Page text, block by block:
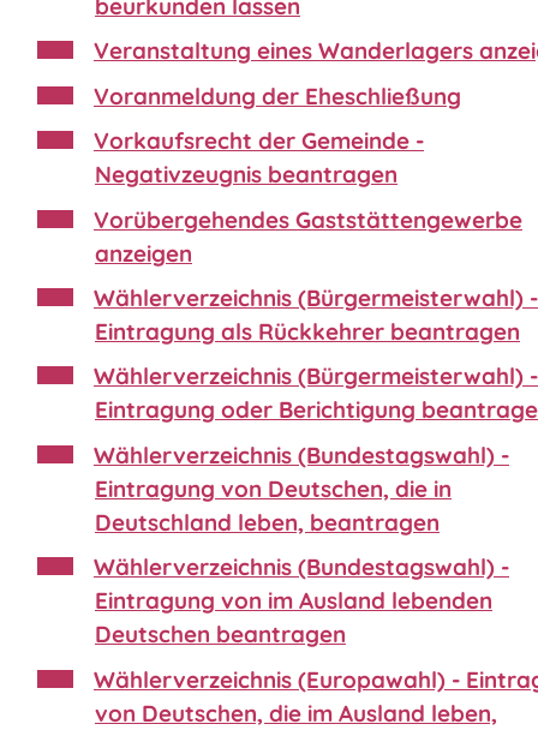
Veranstaltung eines Wanderlagers
Voranmeldung der Eheschließung
Vorkaufsrecht der Gemeinde -
Negativzeugnis beantragen
Vorübergehendes Gaststättengewerbe
anzeigen
Wählerverzeichnis (Bürgermeisterwahl) -
Eintragung als Rückkehrer beantragen
Wählerverzeichnis (Bürgermeisterwahl) -
Eintragung oder Berichtigung
Wählerverzeichnis (Bundestagswahl) -
Eintragung von Deutschen, die in
Deutschland leben, beantragen
Wählerverzeichnis (Bundestagswahl) -
Eintragung von im Ausland lebenden
Deutschen beantragen
Wählerverzeichnis (Europawahl) -
von Deutschen, die im Ausland leben,